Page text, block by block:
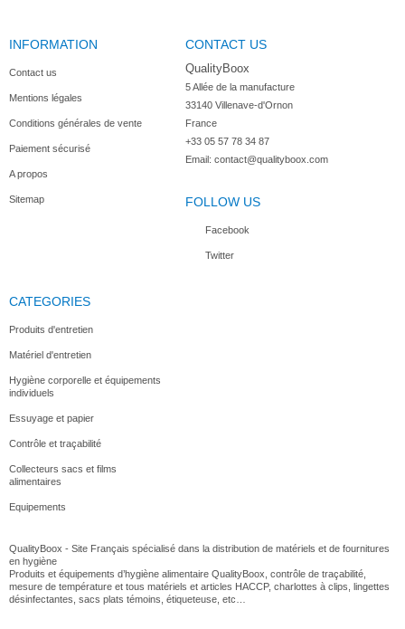
Plaque... Plaque...
INFORMATION
Contact us
Mentions légales
Conditions générales de vente
Paiement sécurisé
A propos
Sitemap
CONTACT US
QualityBoox
5 Allée de la manufacture
33140 Villenave-d'Ornon
France
+33 05 57 78 34 87
Email: contact@qualityboox.com
FOLLOW US
Facebook
Twitter
CATEGORIES
Produits d'entretien
Matériel d'entretien
Hygiène corporelle et équipements
individuels
Essuyage et papier
Contrôle et traçabilité
Collecteurs sacs et films
alimentaires
Equipements
QualityBoox - Site Français spécialisé dans la distribution de matériels et de fournitures
en hygiène
Produits et équipements d’hygiène alimentaire QualityBoox, contrôle de traçabilité,
mesure de température et tous matériels et articles HACCP, charlottes à clips, lingettes
désinfectantes, sacs plats témoins, étiqueteuse, etc…